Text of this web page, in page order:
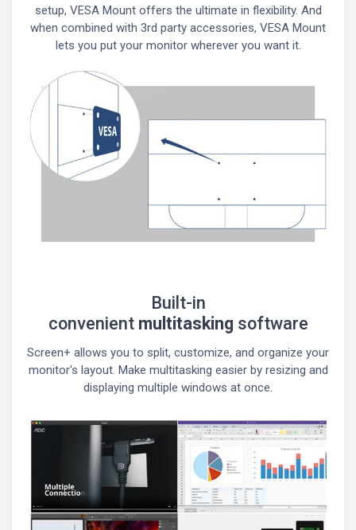
setup, VESA Mount offers the ultimate in flexibility. And
when combined with 3rd party accessories, VESA Mount
lets you put your monitor wherever you want it.
Built-in
convenient multitasking software
Screen+ allows you to split, customize, and organize your
monitor's layout. Make multitasking easier by resizing and
displaying multiple windows at once.